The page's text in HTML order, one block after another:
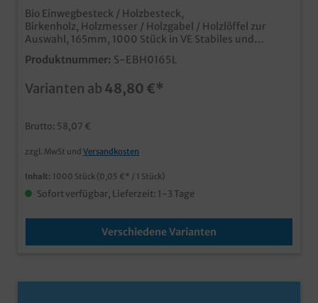
Bio Einwegbesteck / Holzbesteck,
Birkenholz, Holzmesser / Holzgabel / Holzlöffel zur
Auswahl, 165mm, 1000 Stück in VE Stabiles und
umweltfreundliches Einwegbesteck aus 100%
Biomaterial (Holz) ideal für dem nachhaltigen Einsatz in
Produktnummer: S-EBH0165L
Varianten ab 48,80 €*
Brutto: 58,07 €
zzgl. MwSt und Versandkosten
Inhalt: 1000 Stück (0,05 €* / 1 Stück)
Sofort verfügbar, Lieferzeit: 1-3 Tage
Verschiedene Varianten